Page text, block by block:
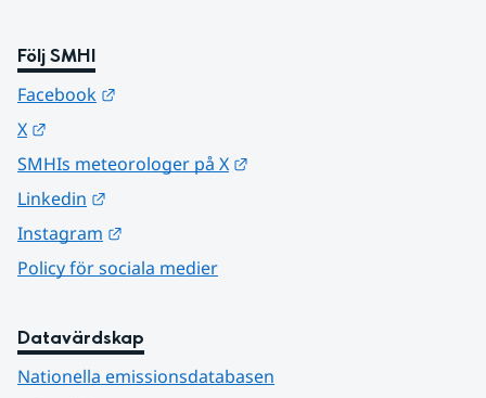
Följ SMHI
Facebook
X
SMHIs meteorologer på X
Linkedin
Instagram
Policy för sociala medier
Datavärdskap
Nationella emissionsdatabasen